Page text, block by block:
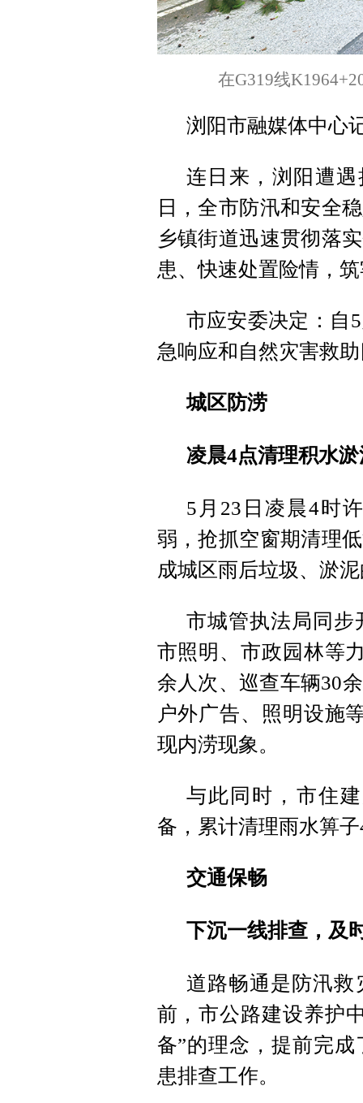
在G319线
浏阳市融媒体中心
连日来，浏阳遭
日，全市防汛和安全
乡镇街道迅速贯彻落
患、快速处置险情，
市应安委决定：自
急响应和自然灾害救
城区防涝
凌晨4点清理积水
5月23日凌晨4时
弱，抢抓空窗期清理
成城区雨后垃圾、淤
市城管执法局同步
市照明、市政园林等
余人次、巡查车辆30
户外广告、照明设施
现内涝现象。
与此同时，市住
备，累计清理雨水箅
交通保畅
下沉一线排查，及
道路畅通是防汛救
前，市公路建设养护
备”的理念，提前完
患排查工作。